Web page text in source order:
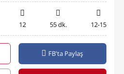
12 55 dk. 12-15
FB'ta Paylaş